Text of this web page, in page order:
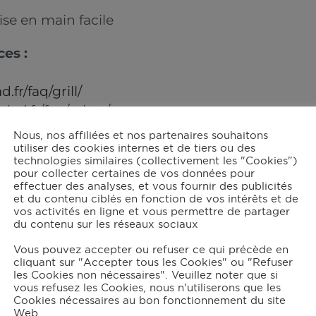
en main facile
:
faq/grill/
faq/robot/
www.all-clad.fr/prise-en-main-des-
question ?
via notre formulaire SAVet nous vous
?
nous occupons de tout rapidement.
Nous, nos affiliées et nos partenaires souhaitons
utiliser des cookies internes et de tiers ou des
technologies similaires (collectivement les "Cookies")
pour collecter certaines de vos données pour
effectuer des analyses, et vous fournir des publicités
et du contenu ciblés en fonction de vos intérêts et de
vos activités en ligne et vous permettre de partager
du contenu sur les réseaux sociaux
Vous pouvez accepter ou refuser ce qui précède en
cliquant sur "Accepter tous les Cookies" ou "Refuser
les Cookies non nécessaires". Veuillez noter que si
vous refusez les Cookies, nous n'utiliserons que les
Cookies nécessaires au bon fonctionnement du site
Web.